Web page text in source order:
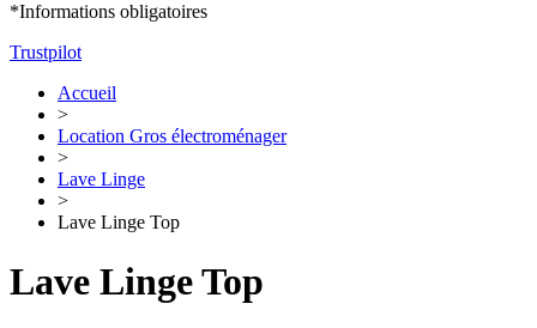
*Informations obligatoires
Trustpilot
Accueil
>
Location Gros électroménager
>
Lave Linge
>
Lave Linge Top
Lave Linge Top